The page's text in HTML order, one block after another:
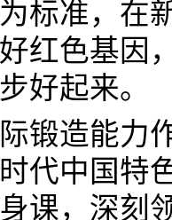
标准，在
红色基因
好起来。
锻造能力
代中国特
课，深刻